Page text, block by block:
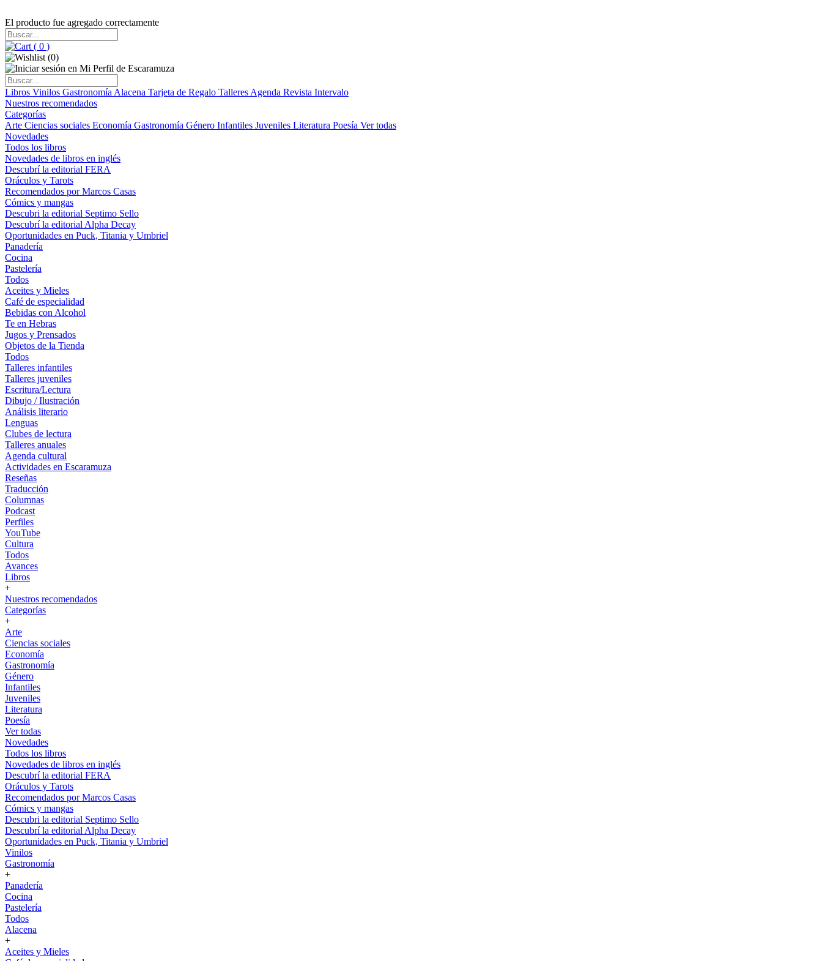
El producto fue agregado correctamente
( 0 )
(0)
Libros Vinilos Gastronomía Alacena Tarjeta de Regalo Talleres Agenda Revista Intervalo
Nuestros recomendados
Categorías
Arte Ciencias sociales Economía Gastronomía Género Infantiles Juveniles Literatura Poesía Ver todas
Novedades
Todos los libros
Novedades de libros en inglés
Descubrí la editorial FERA
Oráculos y Tarots
Recomendados por Marcos Casas
Cómics y mangas
Descubri la editorial Septimo Sello
Descubrí la editorial Alpha Decay
Oportunidades en Puck, Titania y Umbriel
Panadería
Cocina
Pastelería
Todos
Aceites y Mieles
Café de especialidad
Bebidas con Alcohol
Te en Hebras
Jugos y Prensados
Objetos de la Tienda
Todos
Talleres infantiles
Talleres juveniles
Escritura/Lectura
Dibujo / Ilustración
Análisis literario
Lenguas
Clubes de lectura
Talleres anuales
Agenda cultural
Actividades en Escaramuza
Reseñas
Traducción
Columnas
Podcast
Perfiles
YouTube
Cultura
Todos
Avances
Libros
+
Nuestros recomendados
Categorías
+
Arte
Ciencias sociales
Economía
Gastronomía
Género
Infantiles
Juveniles
Literatura
Poesía
Ver todas
Novedades
Todos los libros
Novedades de libros en inglés
Descubrí la editorial FERA
Oráculos y Tarots
Recomendados por Marcos Casas
Cómics y mangas
Descubri la editorial Septimo Sello
Descubrí la editorial Alpha Decay
Oportunidades en Puck, Titania y Umbriel
Vinilos
Gastronomía
+
Panadería
Cocina
Pastelería
Todos
Alacena
+
Aceites y Mieles